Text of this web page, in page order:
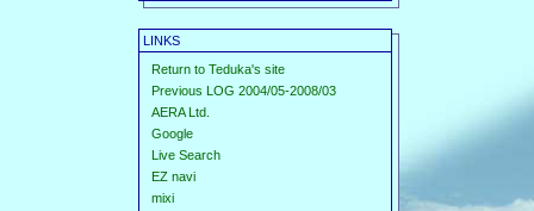
LINKS
Return to Teduka's site
Previous LOG 2004/05-2008/03
AERA Ltd.
Google
Live Search
EZ navi
mixi